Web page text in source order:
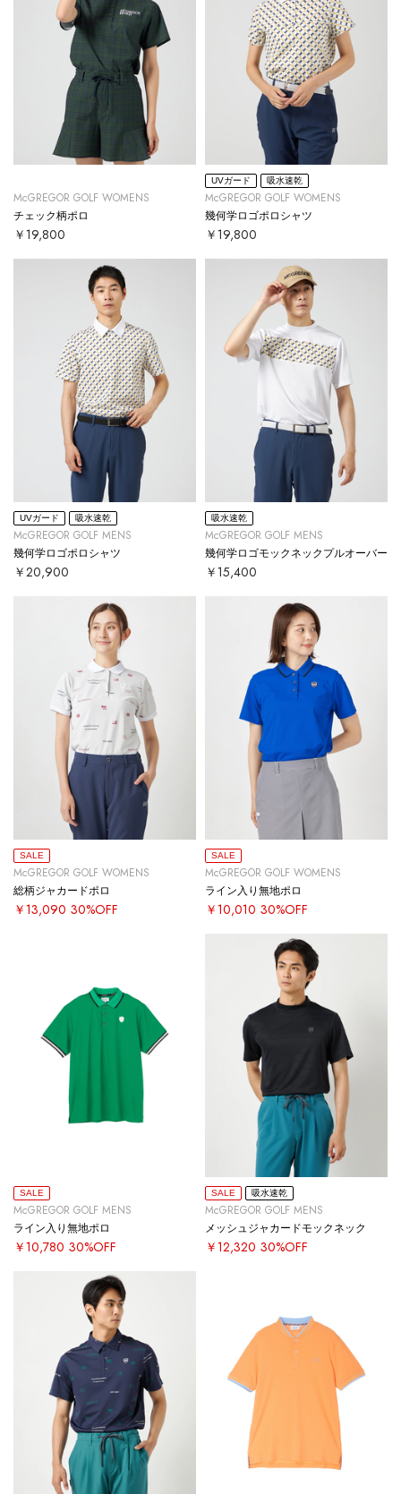
McGREGOR GOLF WOMENS
チェック柄ポロ
￥19,800
UVガード 吸水速乾
McGREGOR GOLF WOMENS
幾何学ロゴポロシャツ
￥19,800
UVガード 吸水速乾
McGREGOR GOLF MENS
幾何学ロゴポロシャツ
￥20,900
吸水速乾
McGREGOR GOLF MENS
幾何学ロゴモックネックプルオーバー
￥15,400
SALE
McGREGOR GOLF WOMENS
総柄ジャカードポロ
￥13,090 30%OFF
SALE
McGREGOR GOLF WOMENS
ライン入り無地ポロ
￥10,010 30%OFF
SALE
McGREGOR GOLF MENS
ライン入り無地ポロ
￥10,780 30%OFF
SALE 吸水速乾
McGREGOR GOLF MENS
メッシュジャカードモックネック
￥12,320 30%OFF